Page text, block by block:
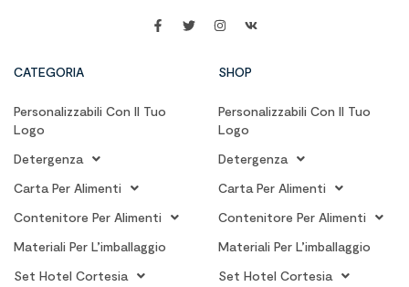
CATEGORIA
Personalizzabili Con Il Tuo
Logo
Detergenza
Carta Per Alimenti
Contenitore Per Alimenti
Materiali Per L’imballaggio
Set Hotel Cortesia
SHOP
Personalizzabili Con Il Tuo
Logo
Detergenza
Carta Per Alimenti
Contenitore Per Alimenti
Materiali Per L’imballaggio
Set Hotel Cortesia